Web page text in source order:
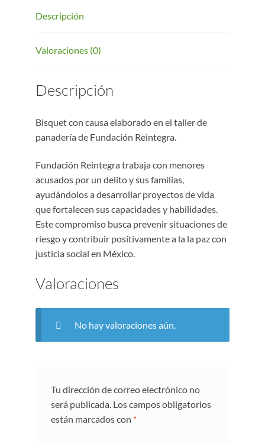
Descripción
Valoraciones (0)
Descripción
Bisquet con causa elaborado en el taller de
panadería de Fundación Reintegra.
Fundación Reintegra trabaja con menores
acusados por un delito y sus familias,
ayudándolos a desarrollar proyectos de vida
que fortalecen sus capacidades y habilidades.
Este compromiso busca prevenir situaciones de
riesgo y contribuir positivamente a la la paz con
justicia social en México.
Valoraciones
No hay valoraciones aún.
Tu dirección de correo electrónico no
será publicada. Los campos obligatorios
están marcados con *